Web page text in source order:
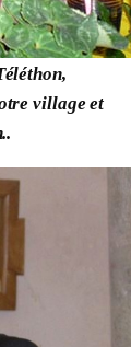
village et